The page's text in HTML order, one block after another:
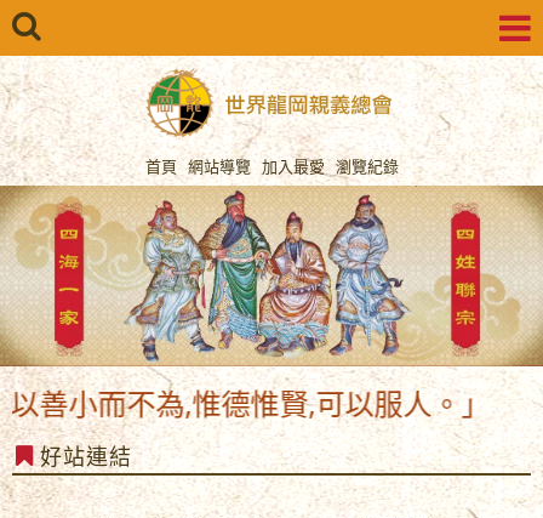
首頁 網站導覽 加入最愛 瀏覽紀錄
小而不為,惟德惟賢,可以服人。」
好站連結